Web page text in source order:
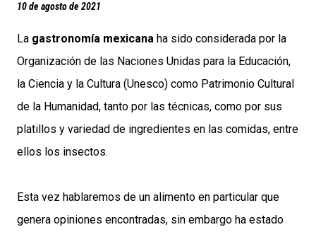
10 de agosto de 2021
La gastronomía mexicana ha sido considerada por la
Organización de las Naciones Unidas para la Educación,
la Ciencia y la Cultura (Unesco) como Patrimonio Cultural
de la Humanidad, tanto por las técnicas, como por sus
platillos y variedad de ingredientes en las comidas, entre
ellos los insectos.
Esta vez hablaremos de un alimento en particular que
genera opiniones encontradas, sin embargo ha estado